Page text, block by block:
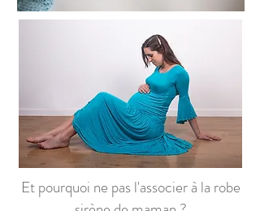
Et pourquoi ne pas l'associer à la robe